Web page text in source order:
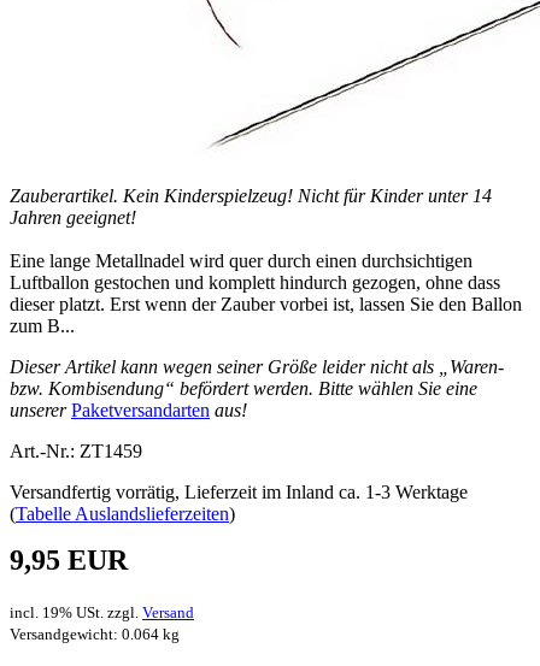
Zauberartikel. Kein Kinderspielzeug! Nicht für Kinder unter 14
Jahren geeignet!
Eine lange Metallnadel wird quer durch einen durchsichtigen
Luftballon gestochen und komplett hindurch gezogen, ohne dass
dieser platzt. Erst wenn der Zauber vorbei ist, lassen Sie den Ballon
zum B...
Dieser Artikel kann wegen seiner Größe leider nicht als „Waren-
bzw. Kombisendung“ befördert werden. Bitte wählen Sie eine
unsererPaketversandarten aus!
Art.-Nr.: ZT1459
Versandfertig vorrätig, Lieferzeit im Inland ca. 1-3 Werktage
(Tabelle Auslandslieferzeiten)
9,95 EUR
incl. 19% USt. zzgl. Versand
Versandgewicht: 0.064 kg